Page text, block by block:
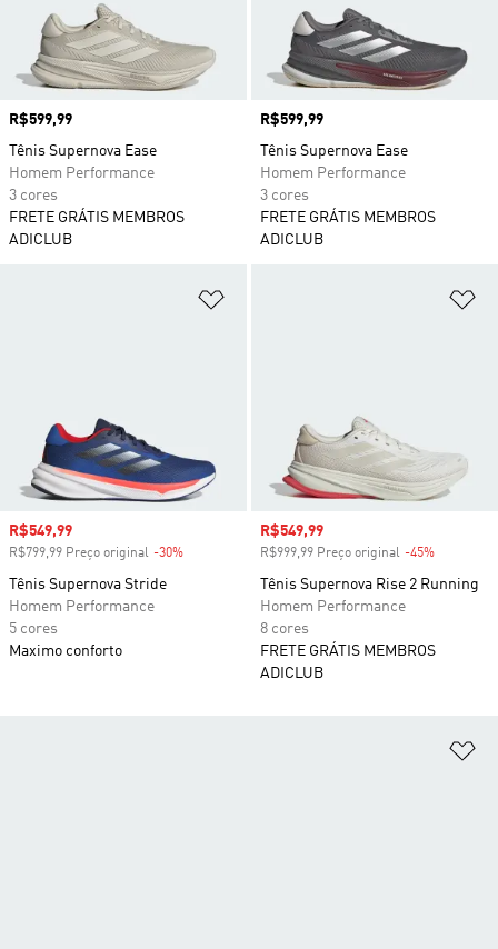
Preço
R$599,99
Tênis Supernova Ease
Homem Performance
3 cores
FRETE GRÁTIS MEMBROS
ADICLUB
Preço
R$599,99
Tênis Supernova Ease
Homem Performance
3 cores
FRETE GRÁTIS MEMBROS
ADICLUB
Preço com desconto
R$549,99
R$799,99 Preço original -30%
Tênis Supernova Stride
Homem Performance
5 cores
Maximo conforto
Preço com desconto
R$549,99
R$999,99 Preço original -45%
Tênis Supernova Rise 2 Running
Homem Performance
8 cores
FRETE GRÁTIS MEMBROS
ADICLUB